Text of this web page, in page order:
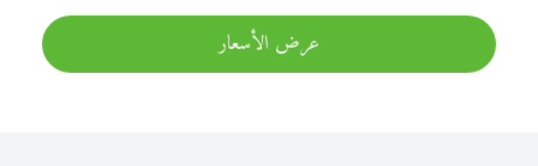
عرض الأسعار